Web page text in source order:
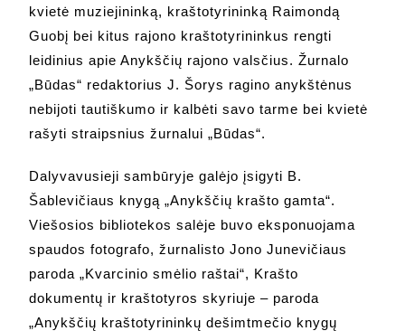
kvietė muziejininką, kraštotyrininką Raimondą
Guobį bei kitus rajono kraštotyrininkus rengti
leidinius apie Anykščių rajono valsčius. Žurnalo
„Būdas“ redaktorius J. Šorys ragino anykštėnus
nebijoti tautiškumo ir kalbėti savo tarme bei kvietė
rašyti straipsnius žurnalui „Būdas“.
Dalyvavusieji sambūryje galėjo įsigyti B.
Šablevičiaus knygą „Anykščių krašto gamta“.
Viešosios bibliotekos salėje buvo eksponuojama
spaudos fotografo, žurnalisto Jono Junevičiaus
paroda „Kvarcinio smėlio raštai“, Krašto
dokumentų ir kraštotyros skyriuje – paroda
„Anykščių kraštotyrininkų dešimtmečio knygų